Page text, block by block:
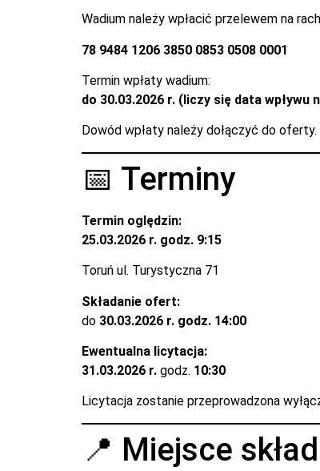
Wadium należy wpłacić przelewem na
78 9484 1206 3850 0853 0508 0001
Termin wpłaty wadium:
do 30.03.2026 r. (liczy się data wpływu
Dowód wpłaty należy dołączyć do oferty.
📅 Terminy
Termin oględzin:
25.03.2026 r. godz. 9:15
Toruń ul. Turystyczna 71
Składanie ofert:
do 30.03.2026 r. godz. 14:00
Ewentualna licytacja:
31.03.2026 r. godz. 10:30
Licytacja zostanie przeprowadzona
📍 Miejsce